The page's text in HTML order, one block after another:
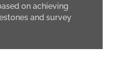
on achieving
and survey